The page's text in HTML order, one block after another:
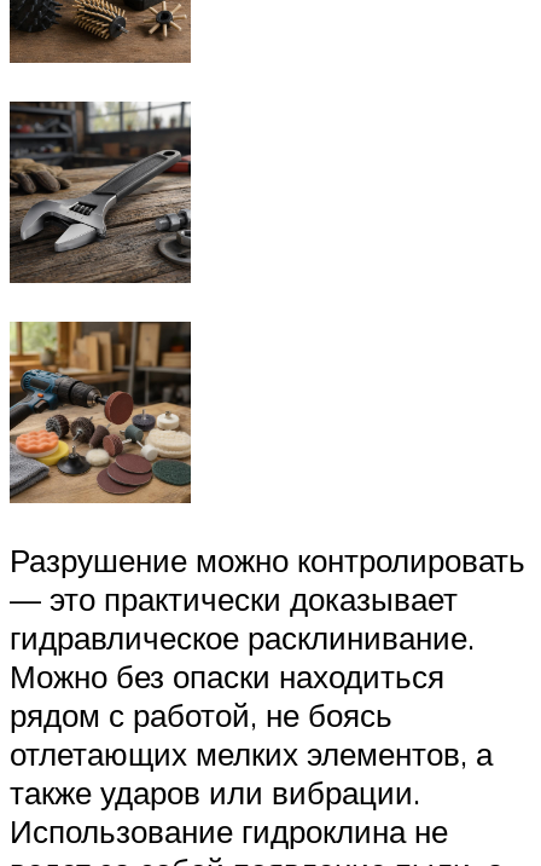
Разрушение можно контролировать
— это практически доказывает
гидравлическое расклинивание.
Можно без опаски находиться
рядом с работой, не боясь
отлетающих мелких элементов, а
также ударов или вибрации.
Использование гидроклина не